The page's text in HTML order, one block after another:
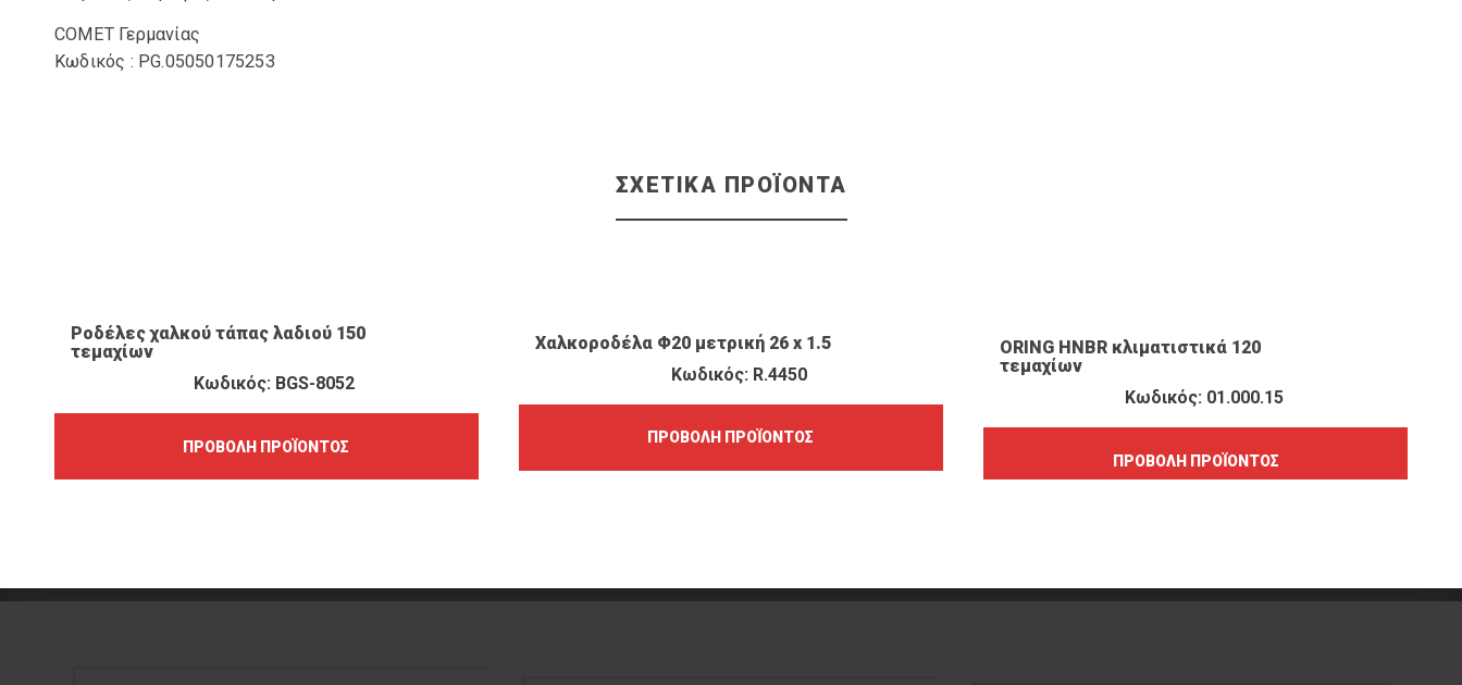
COMET Γερμανίας
Κωδικός : PG.05050175253
ΣΧΕΤΙΚΆ ΠΡΟΪΌΝΤΑ
Ροδέλες χαλκού τάπας λαδιού 150
τεμαχίων
Κωδικός: BGS-8052
ΠΡΟΒΟΛΉ ΠΡΟΪΌΝΤΟΣ
Χαλκοροδέλα Φ20 μετρική 26 x 1.5
Κωδικός: R.4450
ΠΡΟΒΟΛΉ ΠΡΟΪΌΝΤΟΣ
ORING HNBR κλιματιστικά 120
τεμαχίων
Κωδικός: 01.000.15
ΠΡΟΒΟΛΉ ΠΡΟΪΌΝΤΟΣ